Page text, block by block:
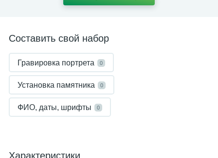
Составить свой набор
Гравировка портрета 0
Установка памятника 0
ФИО, даты, шрифты 0
Характеристики